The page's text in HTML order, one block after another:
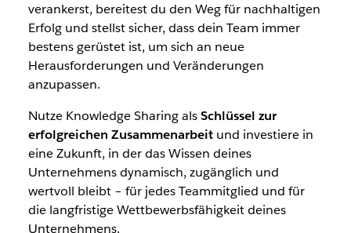
verankerst, bereitest du den Weg für nachhaltigen
Erfolg und stellst sicher, dass dein Team immer
bestens gerüstet ist, um sich an neue
Herausforderungen und Veränderungen
anzupassen.
Nutze Knowledge Sharing alsSchlüssel zur
erfolgreichen Zusammenarbeitund investiere in
eine Zukunft, in der das Wissen deines
Unternehmens dynamisch, zugänglich und
wertvoll bleibt – für jedes Teammitglied und für
die langfristige Wettbewerbsfähigkeit deines
Unternehmens.